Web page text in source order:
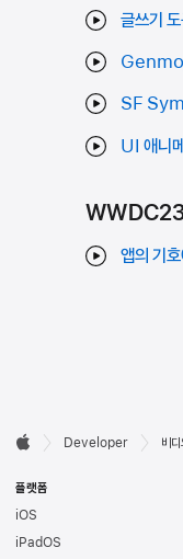
글쓰기
Genmoji
SF
UI 애니
앱의 기
바닥글

Developer 비
플랫폼
iOS
iPadOS